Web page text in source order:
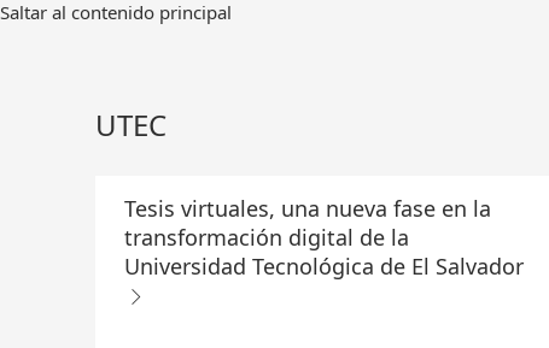
Ir
Saltar al contenido principal
UTEC
Tesis virtuales, una nueva fase en la
transformación digital de la
Universidad Tecnológica de El Salvador